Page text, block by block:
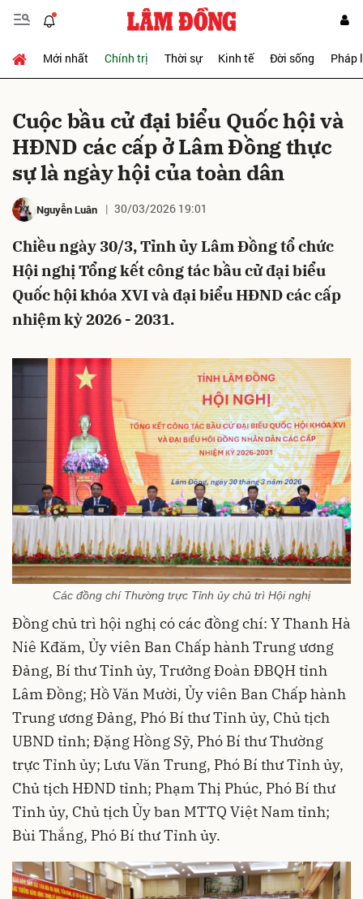
Mới nhất Chính trị Thời sự Kinh tế Đời sống Pháp
Cuộc bầu cử đại biểu Quốc hội và
HĐND các cấp ở Lâm Đồng thực
sự là ngày hội của toàn dân
Nguyễn Luân 30/03/2026 19:01
Chiều ngày 30/3, Tỉnh ủy Lâm Đồng tổ chức
Hội nghị Tổng kết công tác bầu cử đại biểu
Quốc hội khóa XVI và đại biểu HĐND các cấp
nhiệm kỳ 2026 - 2031.
Các đồng chí Thường trực Tỉnh ủy chủ trì Hội nghị
Đồng chủ trì hội nghị có các đồng chí: Y Thanh Hà
Niê Kđăm, Ủy viên Ban Chấp hành Trung ương
Đảng, Bí thư Tỉnh ủy, Trưởng Đoàn ĐBQH tỉnh
Lâm Đồng; Hồ Văn Mười, Ủy viên Ban Chấp hành
Trung ương Đảng, Phó Bí thư Tỉnh ủy, Chủ tịch
UBND tỉnh; Đặng Hồng Sỹ, Phó Bí thư Thường
trực Tỉnh ủy; Lưu Văn Trung, Phó Bí thư Tỉnh ủy,
Chủ tịch HĐND tỉnh; Phạm Thị Phúc, Phó Bí thư
Tỉnh ủy, Chủ tịch Ủy ban MTTQ Việt Nam tỉnh;
Bùi Thắng, Phó Bí thư Tỉnh ủy.
Gửi bình luận
Hủy Gửi